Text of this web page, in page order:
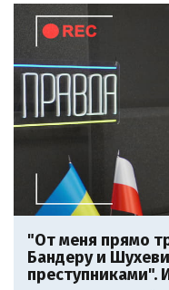
"От меня прямо
Бандеру и
преступниками".